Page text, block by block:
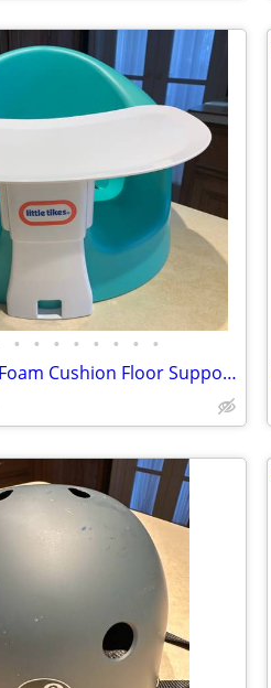
• • • • • • • •
Little Tikes Infant Foam Cushion Floor Support Seat Chair w/Feed Tray